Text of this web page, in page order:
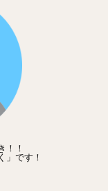
時間あればこち
！！
」です！